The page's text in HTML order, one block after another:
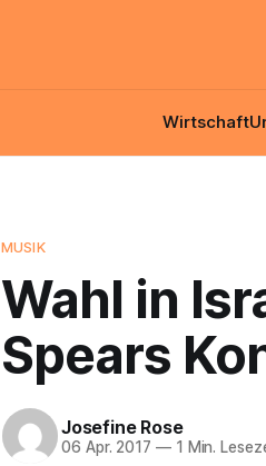
Wirtschaft
MUSIK
Wahl in
Spears
Josefine Rose
06 Apr. 2017 —1 Min.